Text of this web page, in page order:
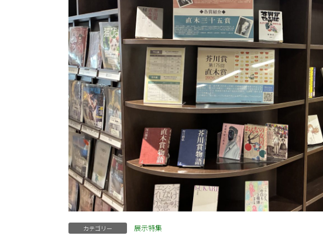
カテゴリー 展示特集